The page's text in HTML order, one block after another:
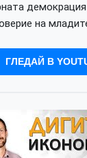
на
ГЛЕДАЙ В